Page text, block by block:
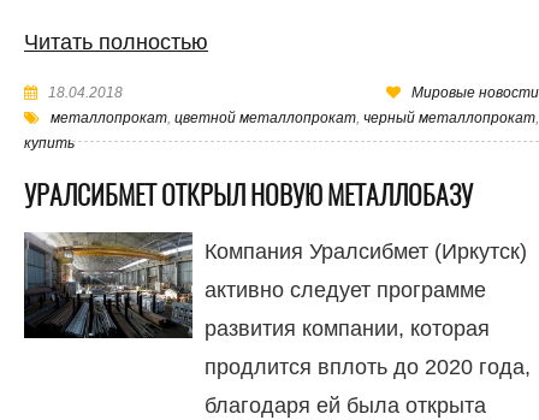
Читать полностью
18.04.2018
Мировые новости
металлопрокат, цветной металлопрокат, черный металлопрокат,
купить
УРАЛСИБМЕТ ОТКРЫЛ НОВУЮ МЕТАЛЛОБАЗУ
Компания Уралсибмет (Иркутск)
активно следует программе
развития компании, которая
продлится вплоть до 2020 года,
благодаря ей была открыта